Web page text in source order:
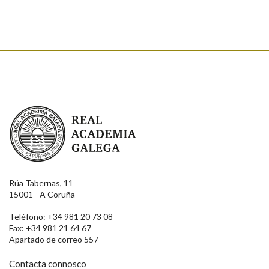
Real Academia Galega
Rúa Tabernas, 11
15001 - A Coruña
Teléfono: +34 981 20 73 08
Fax: +34 981 21 64 67
Apartado de correo 557
Contacta connosco